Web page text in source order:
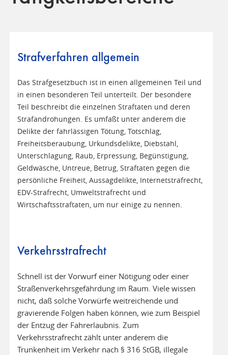
Strafverfahren allgemein
Das Strafgesetzbuch ist in einen allgemeinen Teil und
in einen besonderen Teil unterteilt. Der besondere
Teil beschreibt die einzelnen Straftaten und deren
Strafandrohungen. Es umfaßt unter anderem die
Delikte der fahrlässigen Tötung, Totschlag,
Freiheitsberaubung, Urkundsdelikte, Diebstahl,
Unterschlagung, Raub, Erpressung, Begünstigung,
Geldwäsche, Untreue, Betrug, Straftaten gegen die
persönliche Freiheit, Aussagdelikte, Internetstrafrecht,
EDV-Strafrecht, Umweltstrafrecht und
Wirtschaftsstraftaten, um nur einige zu nennen.
Verkehrsstrafrecht
Schnell ist der Vorwurf einer Nötigung oder einer
Straßenverkehrsgefährdung im Raum. Viele wissen
nicht, daß solche Vorwürfe weitreichende und
gravierende Folgen haben können, wie zum Beispiel
der Entzug der Fahrerlaubnis. Zum
Verkehrsstrafrecht zählt unter anderem die
Trunkenheit im Verkehr nach § 316 StGB, illegale